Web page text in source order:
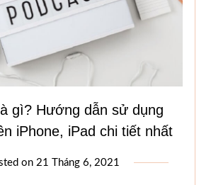
gì? Hướng dẫn sử dụng
iPhone, iPad chi tiết nhất
on 21 Tháng 6, 2021